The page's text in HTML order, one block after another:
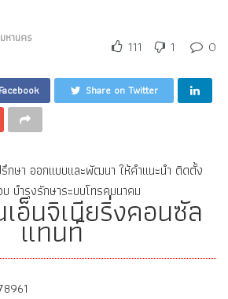
หานคร
111 1 0
Share on Twitter
กษา ออกแบบและพัฒนา ให้คำแนะนำ ติดตั้ง
บำรุงรักษาระบบโทรคมนาคม
อ็นจิเนียริ่งคอนซัล
แทนท์